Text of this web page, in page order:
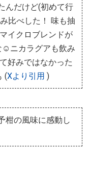
んだけど(初めて行
比べした！ 味も抽
イクロブレンドが
☺️ニカラグアも飲み
好みではなかった
(Xより引用 )
柑の風味に感動し